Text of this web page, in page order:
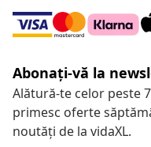
Abonați-vă la
Alătură-te celor peste
primesc oferte
noutăți de la vidaXL.